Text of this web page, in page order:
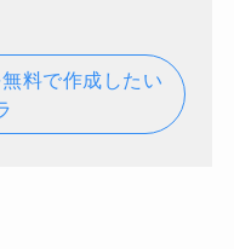
料で作成したい